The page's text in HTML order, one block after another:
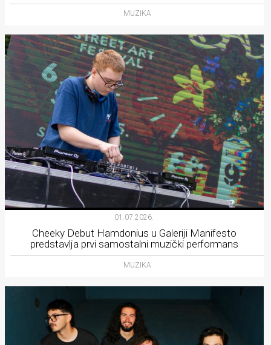
MUZIKA
01.07.2026.
Cheeky Debut Hamdonius u Galeriji Manifesto
predstavlja prvi samostalni muzički performans
MUZIKA